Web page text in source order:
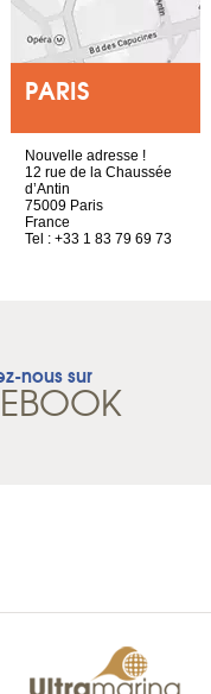
PARIS
Nouvelle adresse !
12 rue de la Chaussée
d’Antin
75009 Paris
France
Tel : +33 1 83 79 69 73
nous sur